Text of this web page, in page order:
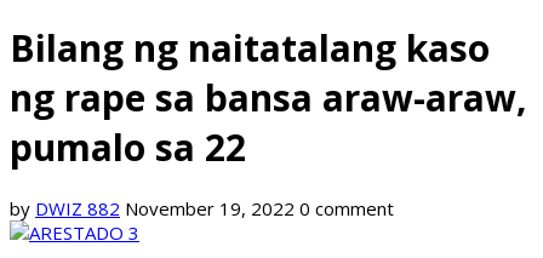
Bilang ng naitatalang kaso
ng rape sa bansa araw-araw,
pumalo sa 22
by DWIZ 882 November 19, 2022 0 comment